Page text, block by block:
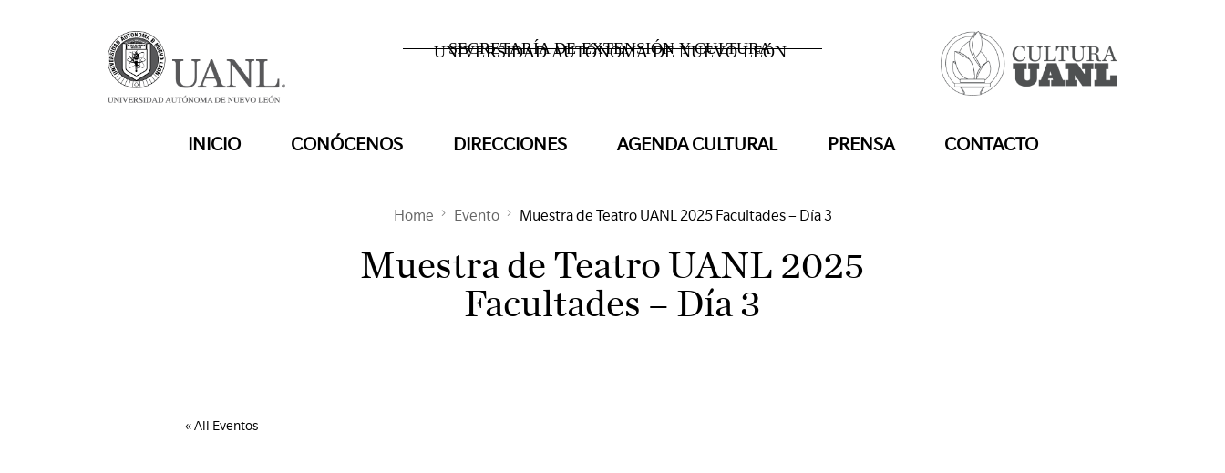
UNIVERSIDAD AUTÓNOMA DE NUEVO LEÓN
SECRETARÍA DE EXTENSIÓN Y CULTURA
INICIO CONÓCENOS DIRECCIONES AGENDA CULTURAL PRENSA CONTACTO
Home Evento Muestra de Teatro UANL 2025 Facultades – Día 3
Muestra de Teatro UANL 2025
Facultades – Día 3
« All Eventos